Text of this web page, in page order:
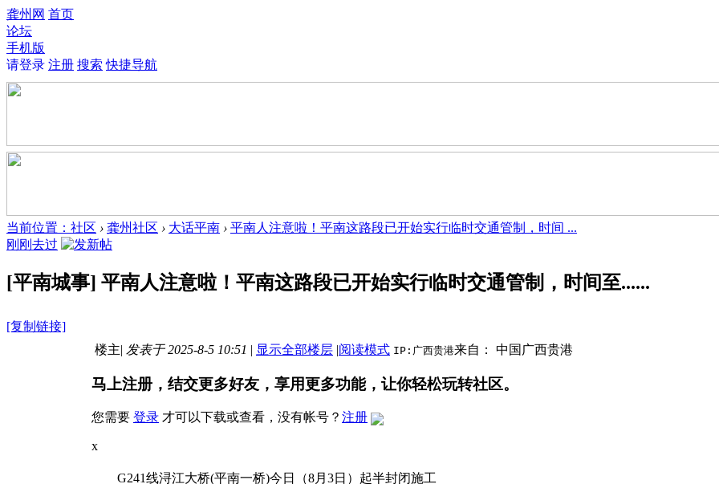
龚州网 首页
论坛
手机版
请登录 注册 搜索 快捷导航
当前位置： 社区 › 龚州社区 › 大话平南 › 平南人注意啦！平南这路段已开始实行临时交通管制，时间 ...
刚刚去过
[平南城事] 平南人注意啦！平南这路段已开始实行临时交通管制，时间至......
[复制链接]
楼主| 发表于2025-8-5 10:51 | 显示全部楼层 |阅读模式 IP:广西贵港来自： 中国广西贵港
马上注册，结交更多好友，享用更多功能，让你轻松玩转社区。
您需要 登录 才可以下载或查看，没有帐号？ 注册
x
G241线浔江大桥(平南一桥)今日（8月3日）起半封闭施工